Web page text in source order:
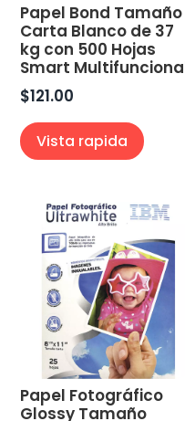
Papel Bond Tamaño
Carta Blanco de 37
kg con 500 Hojas
Smart
$121.00
Vista rapida
Papel Fotográfico
Glossy Tamaño